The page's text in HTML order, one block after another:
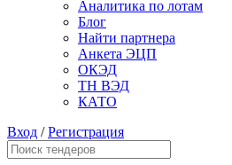
Аналитика по лотам
Блог
Найти партнера
Анкета ЭЦП
ОКЭД
ТН ВЭД
КАТО
Вход /Регистрация